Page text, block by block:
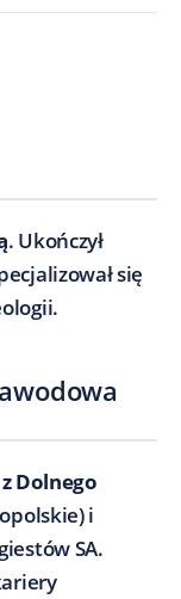
. Ukończył
się
Dolnego
i
SA.